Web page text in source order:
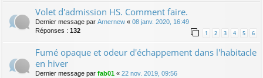
Volet d'admission HS. Comment faire.
Dernier message par Arnernew « 08 janv. 2020, 16:49
Réponses : 132 1 2 3 4 5 6
Fumé opaque et odeur d'échappement dans l'habitacle
en hiver
Dernier message par fab01 « 22 nov. 2019, 09:56